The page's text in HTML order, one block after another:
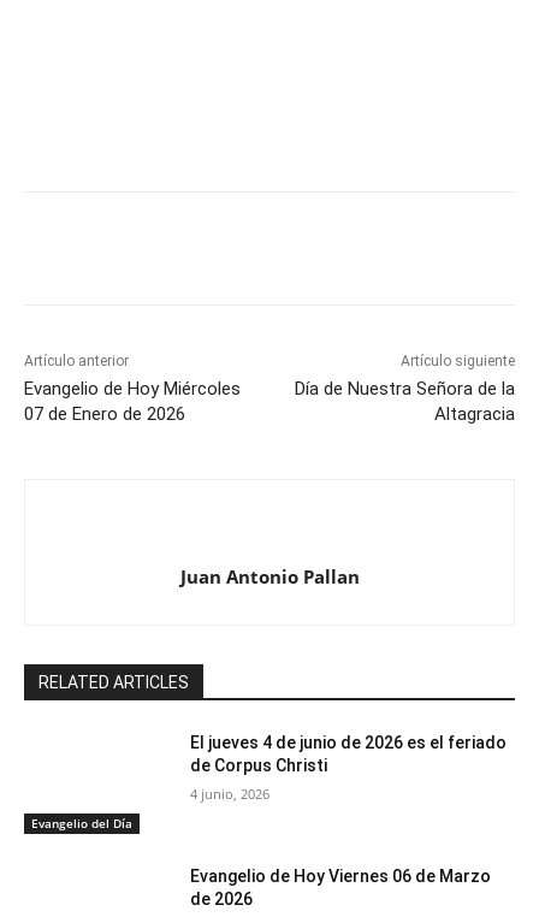
Artículo anterior
Evangelio de Hoy Miércoles
07 de Enero de 2026
Artículo siguiente
Día de Nuestra Señora de la
Altagracia
Juan Antonio Pallan
RELATED ARTICLES
Evangelio del Día
El jueves 4 de junio de 2026 es el feriado
de Corpus Christi
4 junio, 2026
Evangelio de Hoy Viernes 06 de Marzo
de 2026